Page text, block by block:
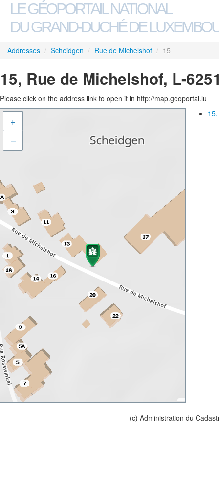
LE GÉOPORTAIL NATIONAL
DU GRAND-DUCHÉ DE
Addresses / Scheidgen / Rue de Michelshof / 15
15, Rue de Michelshof, L-
Please click on the address link to open it in http://map.geoportal.lu
+
–
(c) Administration du